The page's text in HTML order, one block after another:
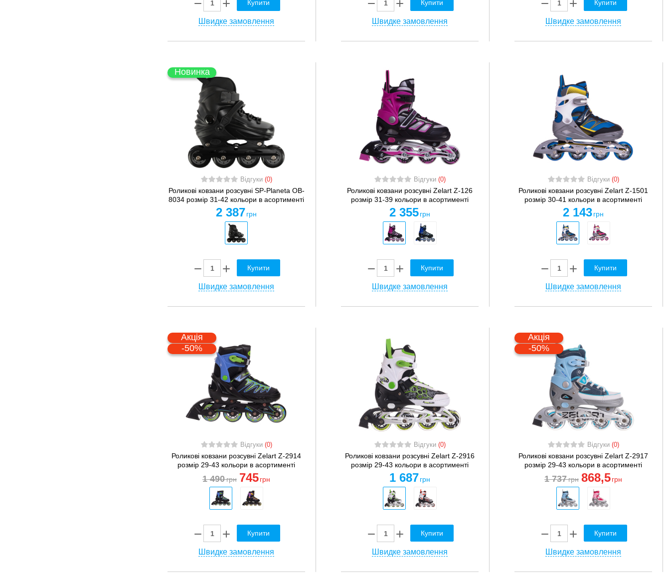
Купити
Швидке замовлення
Купити
Швидке замовлення
Купити
Швидке замовлення
Новинка
Відгуки (0)
Роликові ковзани розсувні SP-Planeta OB-
8034 розмір 31-42 кольори в асортименті
2 387 грн
Купити
Швидке замовлення
Відгуки (0)
Роликові ковзани розсувні Zelart Z-126
розмір 31-39 кольори в асортименті
2 355 грн
Купити
Швидке замовлення
Відгуки (0)
Роликові ковзани розсувні Zelart Z-1501
розмір 30-41 кольори в асортименті
2 143 грн
Купити
Швидке замовлення
Акція
-50%
Відгуки (0)
Роликові ковзани розсувні Zelart Z-2914
розмір 29-43 кольори в асортименті
1 490грн 745 грн
Купити
Швидке замовлення
Відгуки (0)
Роликові ковзани розсувні Zelart Z-2916
розмір 29-43 кольори в асортименті
1 687 грн
Купити
Швидке замовлення
Акція
-50%
Відгуки (0)
Роликові ковзани розсувні Zelart Z-2917
розмір 29-43 кольори в асортименті
1 737грн 868,5 грн
Купити
Швидке замовлення